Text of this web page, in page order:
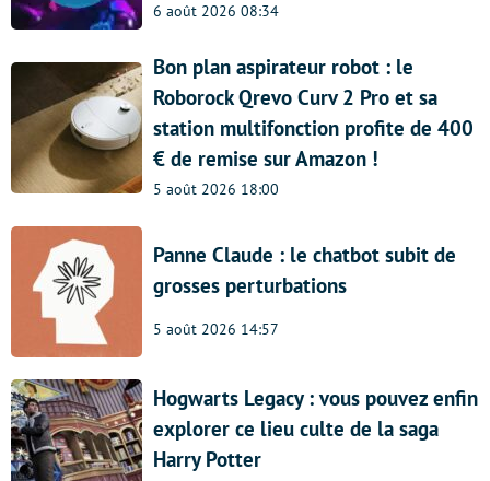
6 août 2026 08:34
Bon plan aspirateur robot : le
Roborock Qrevo Curv 2 Pro et sa
station multifonction profite de 400
€ de remise sur Amazon !
5 août 2026 18:00
Panne Claude : le chatbot subit de
grosses perturbations
5 août 2026 14:57
Hogwarts Legacy : vous pouvez enfin
explorer ce lieu culte de la saga
Harry Potter